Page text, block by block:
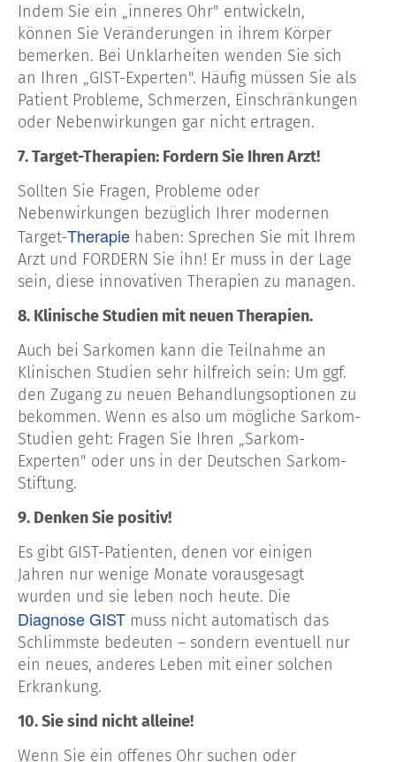
Indem Sie ein „inneres Ohr" entwickeln,
können Sie Veränderungen in ihrem Körper
bemerken. Bei Unklarheiten wenden Sie sich
an Ihren „GIST-Experten". Häufig müssen Sie als
Patient Probleme, Schmerzen, Einschränkungen
oder Nebenwirkungen gar nicht ertragen.
7. Target-Therapien: Fordern Sie Ihren Arzt!
Sollten Sie Fragen, Probleme oder
Nebenwirkungen bezüglich Ihrer modernen
Target-Therapie haben: Sprechen Sie mit Ihrem
Arzt und FORDERN Sie ihn! Er muss in der Lage
sein, diese innovativen Therapien zu managen.
8. Klinische Studien mit neuen Therapien.
Auch bei Sarkomen kann die Teilnahme an
Klinischen Studien sehr hilfreich sein: Um ggf.
den Zugang zu neuen Behandlungsoptionen zu
bekommen. Wenn es also um mögliche Sarkom-
Studien geht: Fragen Sie Ihren „Sarkom-
Experten" oder uns in der Deutschen Sarkom-
Stiftung.
9. Denken Sie positiv!
Es gibt GIST-Patienten, denen vor einigen
Jahren nur wenige Monate vorausgesagt
wurden und sie leben noch heute. Die
DiagnoseGIST muss nicht automatisch das
Schlimmste bedeuten – sondern eventuell nur
ein neues, anderes Leben mit einer solchen
Erkrankung.
10. Sie sind nicht alleine!
Wenn Sie ein offenes Ohr suchen oder